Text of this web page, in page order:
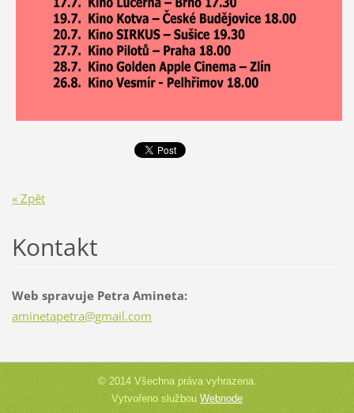
« Zpět
Kontakt
Web spravuje Petra Amineta:
aminetapetra@gmail.com
© 2014 Všechna práva vyhrazena.
Vytvořeno službouWebnode